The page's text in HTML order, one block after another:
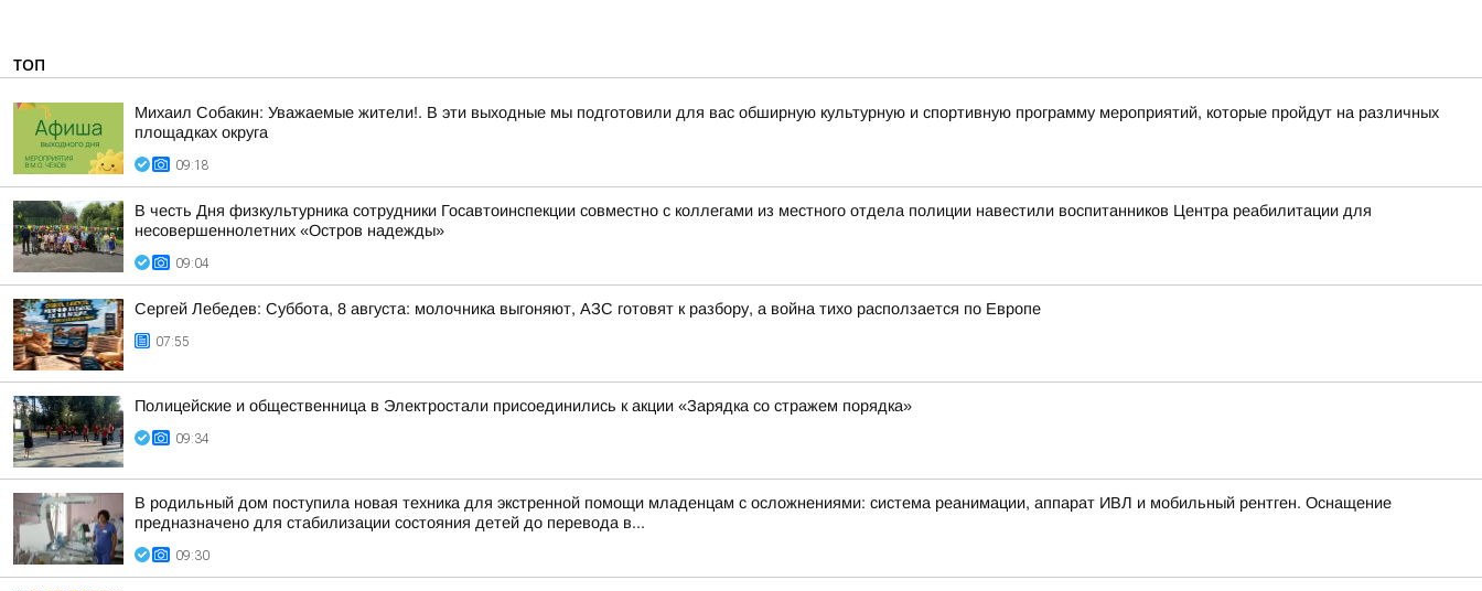
ТОП
Михаил Собакин: Уважаемые жители!. В эти выходные мы подготовили для вас обширную культурную и спортивную программу мероприятий, которые пройдут на различных
площадках округа
09:18
В честь Дня физкультурника сотрудники Госавтоинспекции совместно с коллегами из местного отдела полиции навестили воспитанников Центра реабилитации для
несовершеннолетних «Остров надежды»
09:04
Сергей Лебедев: Суббота, 8 августа: молочника выгоняют, АЗС готовят к разбору, а война тихо расползается по Европе
07:55
Полицейские и общественница в Электростали присоединились к акции «Зарядка со стражем порядка»
09:34
В родильный дом поступила новая техника для экстренной помощи младенцам с осложнениями: система реанимации, аппарат ИВЛ и мобильный рентген. Оснащение
предназначено для стабилизации состояния детей до перевода в...
09:30